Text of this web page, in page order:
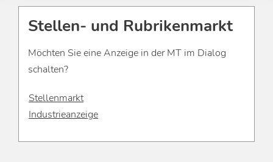
Stellen- und Rubrikenmarkt
Möchten Sie eine Anzeige in der MT im Dialog
schalten?
Stellenmarkt
Industrieanzeige